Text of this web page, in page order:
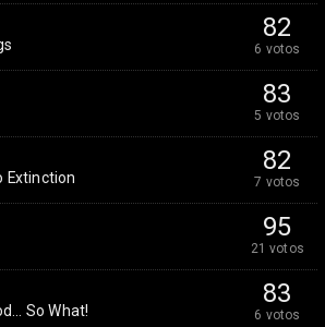
82
6 votos
83
5 votos
82
7 votos
Extinction
95
21 votos
83
6 votos
So What!